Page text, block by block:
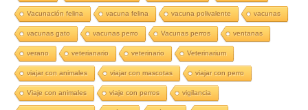
Vacunación felina vacuna felina vacuna polivalente vacunas
vacunas gato vacunas perro Vacunas perros ventanas
verano veterianario veterinario Veterinarium
viajar con animales viajar con mascotas viajar con perro
Viaje con animales viaje con perros vigilancia